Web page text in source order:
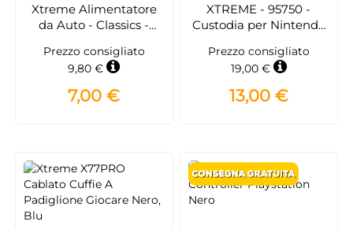
Xtreme Alimentatore
da Auto - Classics -
Prezzo consigliato
9,80 €
7,00 €
XTREME - 95750 -
Custodia per Nintendo
Prezzo consigliato
19,00 €
13,00 €